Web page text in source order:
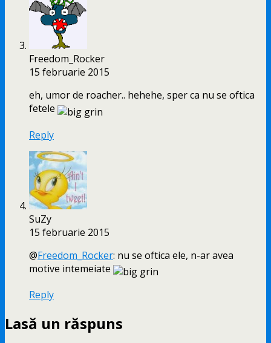
Freedom_Rocker
15 februarie 2015
eh, umor de roacher.. hehehe, sper ca nu se oftica
fetele
Reply
SuZy
15 februarie 2015
@Freedom_Rocker: nu se oftica ele, n-ar avea
motive intemeiate
Reply
Lasă un răspuns